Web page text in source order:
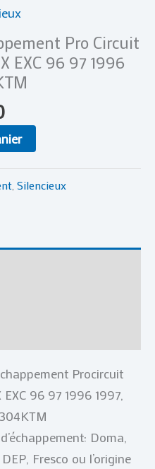
Pro Circuit
EXC 96 97 1996
, Silencieux
Procircuit
96 97 1996 1997,
Doma,
Fresco ou l’origine